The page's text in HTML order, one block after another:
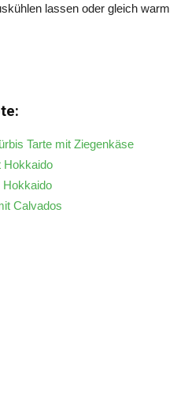
lassen oder gleich warm
Tarte mit Ziegenkäse
Hokkaido
Hokkaido
Calvados